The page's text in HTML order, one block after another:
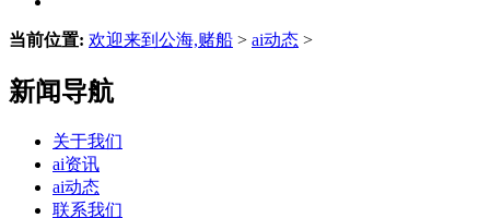
当前位置: 欢迎来到公海,赌船 > ai动态 >
新闻导航
关于我们
ai资讯
ai动态
联系我们